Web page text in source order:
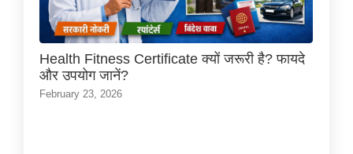
Health Fitness Certificate क्यों जरूरी है? फायदे
और उपयोग जानें?
February 23, 2026